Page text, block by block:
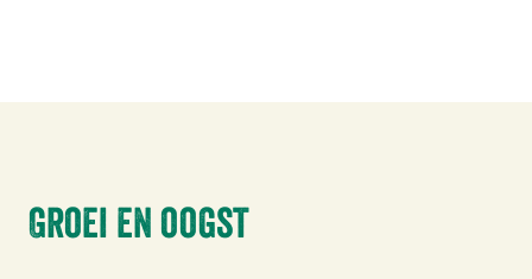
Groei en oogst